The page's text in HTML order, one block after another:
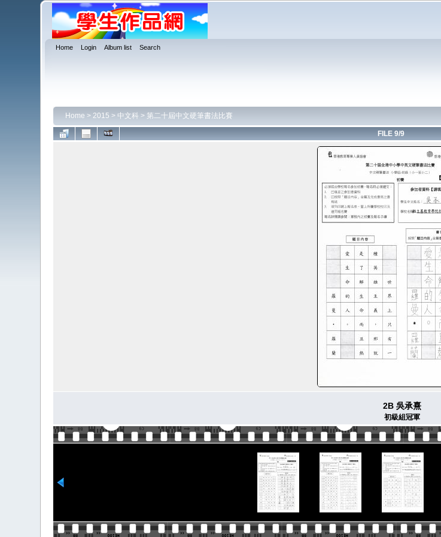
Home Login Album list Search
Home > 2015 > 中文科> 第二十屆中文硬筆書法比賽
FILE 9/9
2B 吳承熹
初級組冠軍